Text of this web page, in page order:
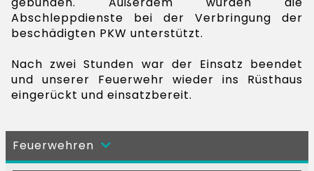
Abschleppdienste bei der Verbringung der
beschädigten PKW unterstützt.
Nach zwei Stunden war der Einsatz beendet
und unserer Feuerwehr wieder ins Rüsthaus
eingerückt und einsatzbereit.
Feuerwehren